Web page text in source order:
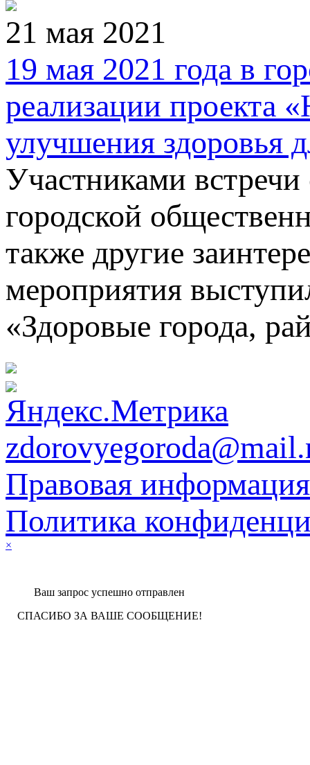
21 мая 2021
19 мая 2021 года в
реализации проекта
улучшения здоровья
Участниками встречи
городской
также другие
мероприятия
«Здоровые города,
Правовая информация
Политика
×
Ваш запрос успешно отправлен
СПАСИБО ЗА ВАШЕ СООБЩЕНИЕ!